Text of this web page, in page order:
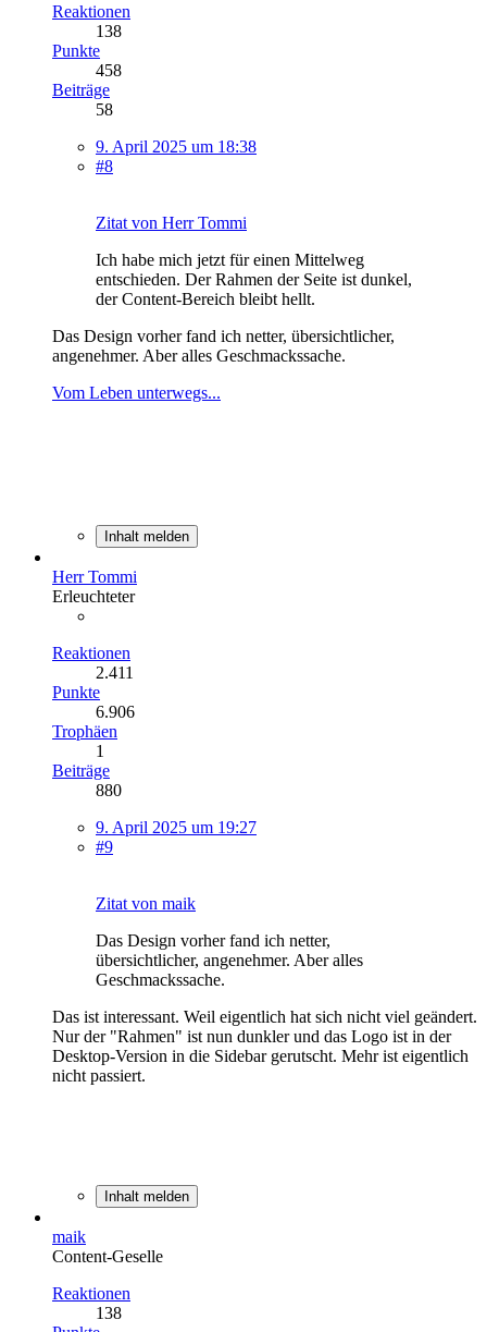
Reaktionen
138
Punkte
458
Beiträge
58
9. April 2025 um 18:38
#8
Zitat von Herr Tommi
Ich habe mich jetzt für einen Mittelweg
entschieden. Der Rahmen der Seite ist dunkel,
der Content-Bereich bleibt hellt.
Das Design vorher fand ich netter, übersichtlicher,
angenehmer. Aber alles Geschmackssache.
Vom Leben unterwegs...
Inhalt melden
Herr Tommi
Erleuchteter
Reaktionen
2.411
Punkte
6.906
Trophäen
1
Beiträge
880
9. April 2025 um 19:27
#9
Zitat von maik
Das Design vorher fand ich netter,
übersichtlicher, angenehmer. Aber alles
Geschmackssache.
Das ist interessant. Weil eigentlich hat sich nicht viel geändert.
Nur der "Rahmen" ist nun dunkler und das Logo ist in der
Desktop-Version in die Sidebar gerutscht. Mehr ist eigentlich
nicht passiert.
Inhalt melden
maik
Content-Geselle
Reaktionen
138